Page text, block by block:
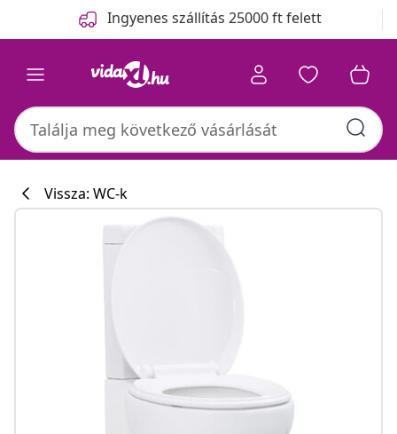
Ingyenes szállítás 25000 ft felett
Vissza: WC-k